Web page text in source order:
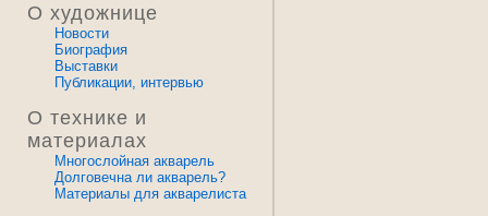
О художнице
Новости
Биография
Выставки
Публикации, интервью
О технике и
материалах
Многослойная акварель
Долговечна ли акварель?
Материалы для акварелиста